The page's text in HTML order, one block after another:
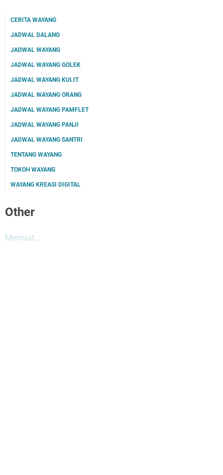
CERITA WAYANG
JADWAL DALANG
JADWAL WAYANG
JADWAL WAYANG GOLEK
JADWAL WAYANG KULIT
JADWAL WAYANG ORANG
JADWAL WAYANG PAMFLET
JADWAL WAYANG PANJI
JADWAL WAYANG SANTRI
TENTANG WAYANG
TOKOH WAYANG
WAYANG KREASI DIGITAL
Other
Memuat...